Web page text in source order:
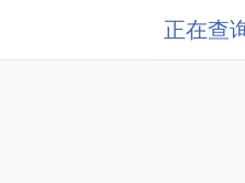
正在查